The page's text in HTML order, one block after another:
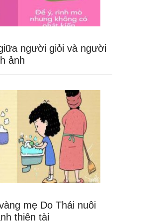
người giỏi và người
ảnh
mẹ Do Thái nuôi
thiên tài